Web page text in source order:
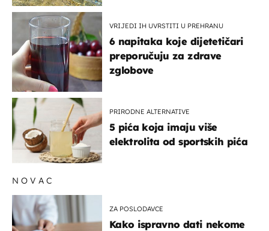
VRIJEDI IH UVRSTITI U PREHRANU
6 napitaka koje dijetetičari
preporučuju za zdrave
zglobove
PRIRODNE ALTERNATIVE
5 pića koja imaju više
elektrolita od sportskih pića
NOVAC
ZA POSLODAVCE
Kako ispravno dati nekome